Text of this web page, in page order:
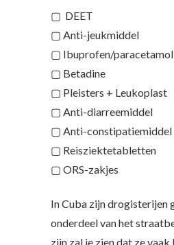
▢ DEET
▢ Anti-jeukmiddel
▢ Ibuprofen/paracetamol
▢ Betadine
▢ Pleisters + Leukoplast
▢ Anti-diarreemiddel
▢ Anti-constipatiemiddel
▢ Reisziektetabletten
▢ ORS-zakjes
In Cuba zijn drogisterijen
onderdeel van het
zijn zal je zien dat ze vaak